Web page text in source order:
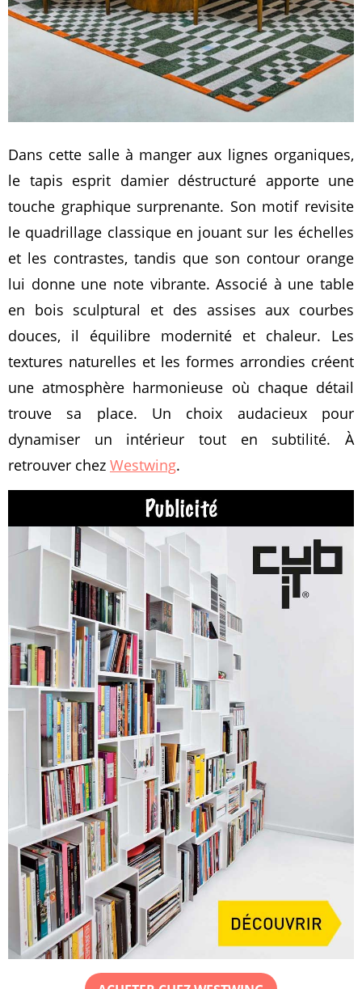
Dans cette salle à manger aux lignes organiques,
le tapis esprit damier déstructuré apporte une
touche graphique surprenante. Son motif revisite
le quadrillage classique en jouant sur les échelles
et les contrastes, tandis que son contour orange
lui donne une note vibrante. Associé à une table
en bois sculptural et des assises aux courbes
douces, il équilibre modernité et chaleur. Les
textures naturelles et les formes arrondies créent
une atmosphère harmonieuse où chaque détail
trouve sa place. Un choix audacieux pour
dynamiser un intérieur tout en subtilité. À
retrouver chez Westwing.